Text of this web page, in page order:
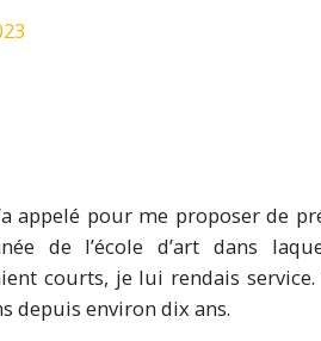
appelé pour me proposer de
de l’école d’art dans
courts, je lui rendais
depuis environ dix ans.